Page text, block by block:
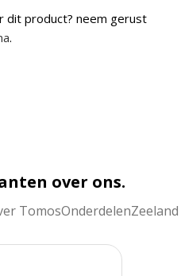
dit product? neem gerust
.
over ons.
TomosOnderdelenZeeland